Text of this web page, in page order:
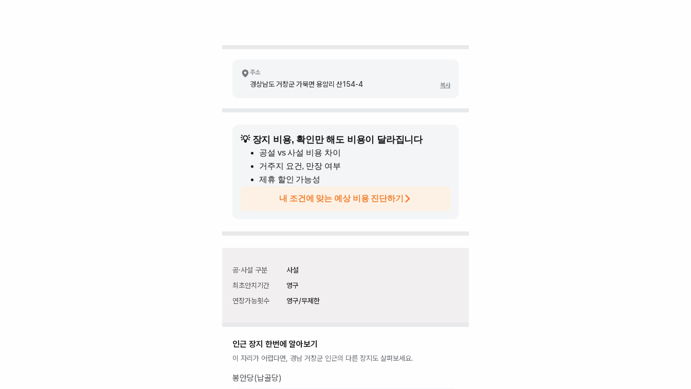
주소
경상남도 거창군 가북면 용암리 산154-4 복사
💡 장지 비용, 확인만 해도 비용이 달라집니다
공설 vs 사설 비용 차이
거주지 요건, 만장 여부
제휴 할인 가능성
내 조건에 맞는 예상 비용 진단하기
공·사설 구분
사설
최초안치기간
영구
연장가능횟수
영구/무제한
인근 장지 한번에 알아보기
이 자리가 어렵다면, 경남 거창군 인근의 다른 장지도 살펴보세요.
봉안당(납골당)